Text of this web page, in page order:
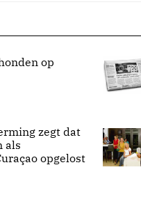
op
zegt dat
als
opgelost